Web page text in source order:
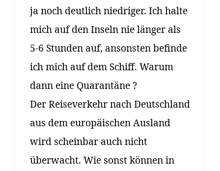
ja noch deutlich niedriger. Ich halte
mich auf den Inseln nie länger als
5-6 Stunden auf, ansonsten befinde
ich mich auf dem Schiff. Warum
dann eine Quarantäne ?
Der Reiseverkehr nach Deutschland
aus dem europäischen Ausland
wird scheinbar auch nicht
überwacht. Wie sonst können in